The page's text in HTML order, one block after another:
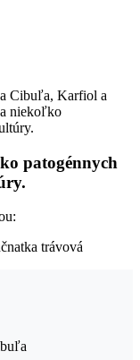
Cibuľa, Karfiol a
niekoľko
patogénnych
trávová